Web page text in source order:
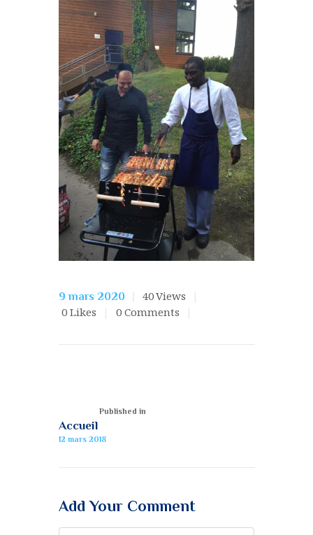
9 mars 2020 40Views
0 Likes 0 Comments
Published in
Accueil
12 mars 2018
Add Your Comment